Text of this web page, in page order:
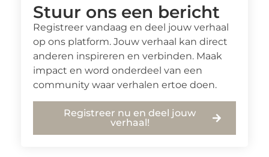
Stuur ons een bericht
Registreer vandaag en deel jouw verhaal
op ons platform. Jouw verhaal kan direct
anderen inspireren en verbinden. Maak
impact en word onderdeel van een
community waar verhalen ertoe doen.
Registreer nu en deel jouw
verhaal!